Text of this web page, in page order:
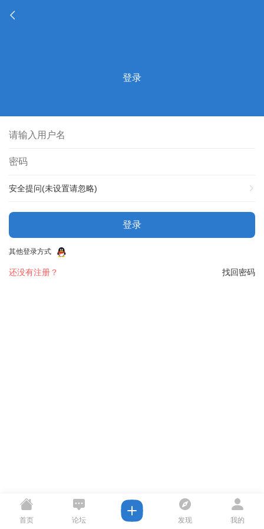
登录
安全提问(未设置请忽略)
登录
其他登录方式
找回密码
还没有注册？
首页 论坛 发现 我的